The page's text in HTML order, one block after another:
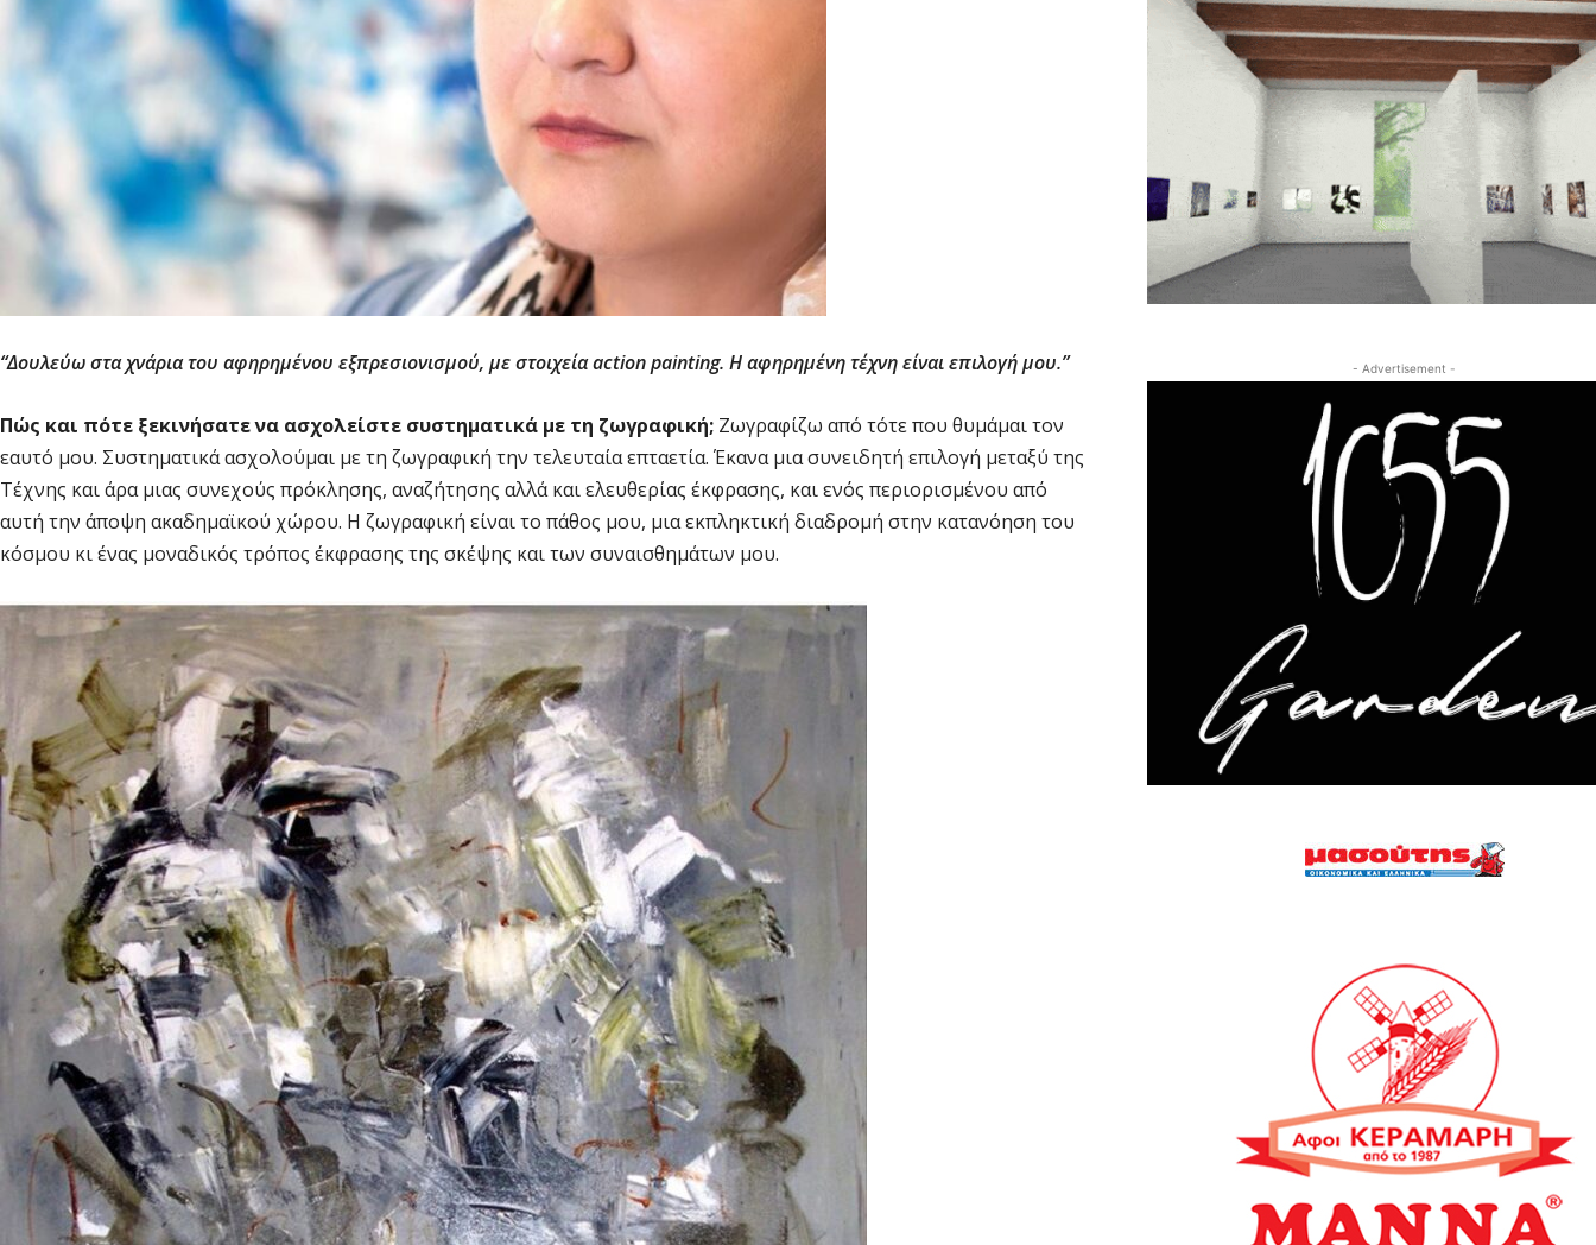
“Δουλεύω στα χνάρια του αφηρημένου εξπρεσιονισμού, με στοιχεία action painting. Η αφηρημένη τέχνη είναι επιλογή μου.”
Πώς και πότε ξεκινήσατε να ασχολείστε συστηματικά με τη ζωγραφική; Ζωγραφίζω από τότε που θυμάμαι τον
εαυτό μου. Συστηματικά ασχολούμαι με τη ζωγραφική την τελευταία επταετία. Έκανα μια συνειδητή επιλογή μεταξύ της
Τέχνης και άρα μιας συνεχούς πρόκλησης, αναζήτησης αλλά και ελευθερίας έκφρασης, και ενός περιορισμένου από
αυτή την άποψη ακαδημαϊκού χώρου. Η ζωγραφική είναι το πάθος μου, μια εκπληκτική διαδρομή στην κατανόηση του
κόσμου κι ένας μοναδικός τρόπος έκφρασης της σκέψης και των συναισθημάτων μου.
- Advertisement -